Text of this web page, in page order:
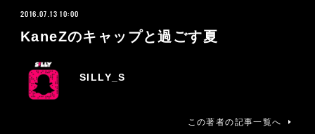
2016.07.13 10:00
KaneZのキャップと過ごす夏
SILLY_S
この著者の記事一覧へ